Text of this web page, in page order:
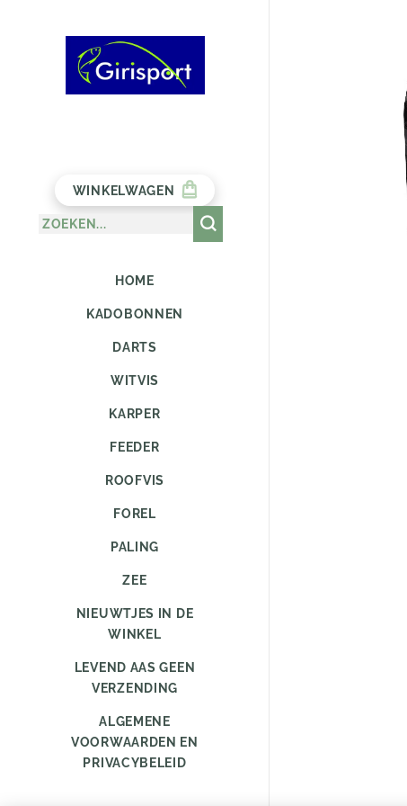
WINKELWAGEN
HOME
KADOBONNEN
DARTS
WITVIS
KARPER
FEEDER
ROOFVIS
FOREL
PALING
ZEE
NIEUWTJES IN DE
WINKEL
LEVEND AAS GEEN
VERZENDING
ALGEMENE
VOORWAARDEN EN
PRIVACYBELEID